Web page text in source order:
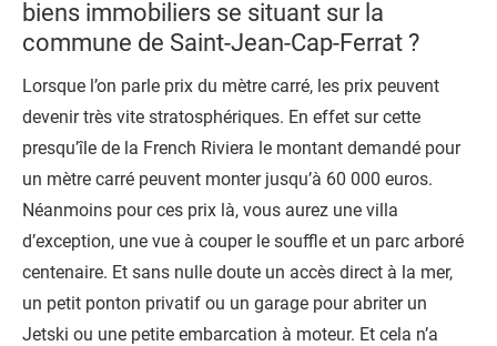
biens immobiliers se situant sur la
commune de Saint-Jean-Cap-Ferrat ?
Lorsque l’on parle prix du mètre carré, les prix peuvent
devenir très vite stratosphériques. En effet sur cette
presqu’île de la French Riviera le montant demandé pour
un mètre carré peuvent monter jusqu’à 60 000 euros.
Néanmoins pour ces prix là, vous aurez une villa
d’exception, une vue à couper le souffle et un parc arboré
centenaire. Et sans nulle doute un accès direct à la mer,
un petit ponton privatif ou un garage pour abriter un
Jetski ou une petite embarcation à moteur. Et cela n’a